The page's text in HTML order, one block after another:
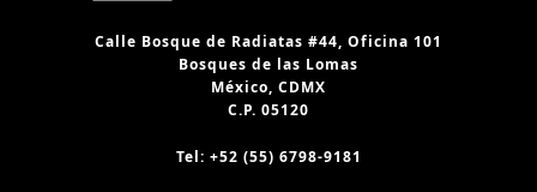
Calle Bosque de Radiatas #44, Oficina 101
Bosques de las Lomas
México, CDMX
C.P. 05120
Tel: +52 (55) 6798-9181